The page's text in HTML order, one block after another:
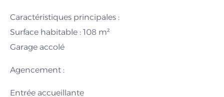
Caractéristiques principales :
Surface habitable : 108 m²
Garage accolé
Agencement :
Entrée accueillante